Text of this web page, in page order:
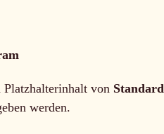
Platzhalterinhalt von Standard
werden.